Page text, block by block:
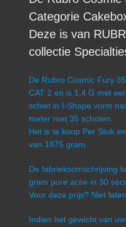
Categorie
Deze is van
collectie
De Rubro Cosmic Fury
CAT 2 en is 1,4 G met
schiet in I-Shape vorm
meter met 35 schoten.
Het is te koop Per Stuk
van 1875 gram.
De fabrieksomschrijving
gram pure actie in 30
Voor deze prijs? Niet
Indien het gewicht van